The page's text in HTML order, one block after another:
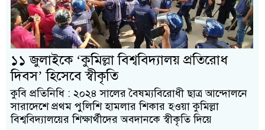
১১ জুলাইকে ‘কুমিল্লা বিশ্ববিদ্যালয় প্রতিরোধ
দিবস’ হিসেবে স্বীকৃতি
কুবি প্রতিনিধি : ২০২৪ সালের বৈষম্যবিরোধী ছাত্র আন্দোলনে
সারাদেশে প্রথম পুলিশি হামলার শিকার হওয়া কুমিল্লা
বিশ্ববিদ্যালয়ের শিক্ষার্থীদের অবদানকে স্বীকৃতি দিয়ে